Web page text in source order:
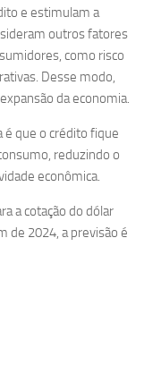
e estimulam a
outros fatores
como risco
Desse modo,
da economia.
é que o crédito fique
reduzindo o
econômica.
a cotação do dólar
de 2024, a previsão é